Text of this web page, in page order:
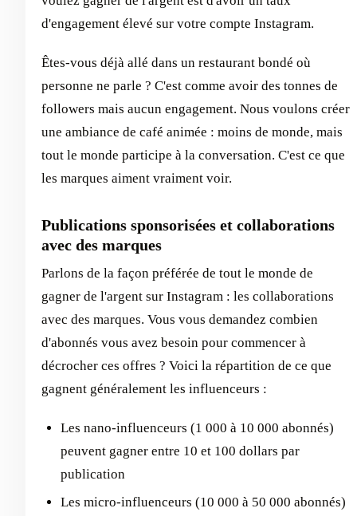
d'engagement élevé sur votre compte Instagram.
Êtes-vous déjà allé dans un restaurant bondé où
personne ne parle ? C'est comme avoir des tonnes de
followers mais aucun engagement. Nous voulons créer
une ambiance de café animée : moins de monde, mais
tout le monde participe à la conversation. C'est ce que
les marques aiment vraiment voir.
Publications sponsorisées et collaborations
avec des marques
Parlons de la façon préférée de tout le monde de
gagner de l'argent sur Instagram : les collaborations
avec des marques. Vous vous demandez combien
d'abonnés vous avez besoin pour commencer à
décrocher ces offres ? Voici la répartition de ce que
gagnent généralement les influenceurs :
Les nano-influenceurs (1 000 à 10 000 abonnés)
peuvent gagner entre 10 et 100 dollars par
publication
Les micro-influenceurs (10 000 à 50 000 abonnés)